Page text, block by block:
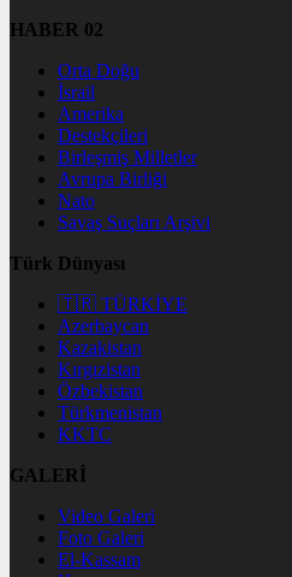
HABER 02
Orta Doğu
İsrail
Amerika
Destekçileri
Birleşmiş Milletler
Avrupa Birliği
Nato
Savaş Suçları Arşivi
Türk Dünyası
🇹🇷 TÜRKİYE
Azerbaycan
Kazakistan
Kırgızistan
Özbekistan
Türkmenistan
KKTC
GALERİ
Video Galeri
Foto Galeri
El-Kassam